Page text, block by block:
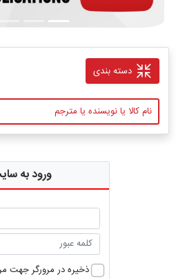
دسته بندی
ورود به
ذخیره در مرورگر جهت